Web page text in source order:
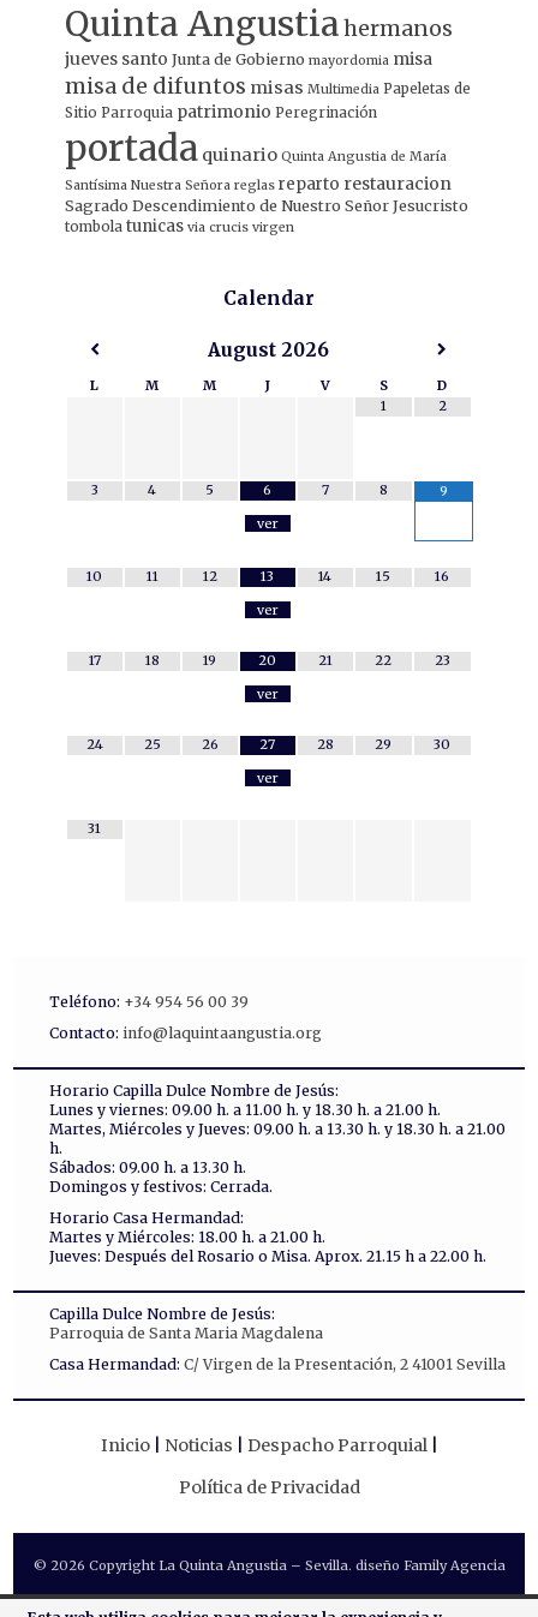
Quinta Angustiahermanos
jueves santo Junta de Gobierno mayordomia misa
misa de difuntos misas Multimedia Papeletas de
Sitio Parroquia patrimonio Peregrinación
portada quinario Quinta Angustia de María
Santísima Nuestra Señora reglas reparto restauracion
Sagrado Descendimiento de Nuestro Señor Jesucristo
tombola tunicas via crucis virgen
Calendar
August 2026
L M M J V S
D
1
2
3 4 5
6
ver
7 8 9
10 11 12
13
ver
14 15 16
17 18 19
20
ver
21 22 23
24 25 26
27
ver
28 29 30
31
Teléfono: +34 954 56 00 39
Contacto: info@laquintaangustia.org
Horario Capilla Dulce Nombre de Jesús:
Lunes y viernes: 09.00 h. a 11.00 h. y 18.30 h. a 21.00 h.
Martes, Miércoles y Jueves: 09.00 h. a 13.30 h. y 18.30 h. a 21.00
h.
Sábados: 09.00 h. a 13.30 h.
Domingos y festivos: Cerrada.
Horario Casa Hermandad:
Martes y Miércoles: 18.00 h. a 21.00 h.
Jueves: Después del Rosario o Misa. Aprox. 21.15 h a 22.00 h.
Capilla Dulce Nombre de Jesús:
Parroquia de Santa Maria Magdalena
Casa Hermandad: C/ Virgen de la Presentación, 2 41001 Sevilla
Inicio Noticias
Despacho Parroquial
Política de Privacidad
© 2026 Copyright La Quinta Angustia – Sevilla. diseño Family Agencia